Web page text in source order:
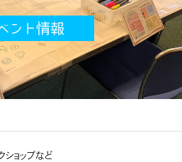
ント情報
ショップなど